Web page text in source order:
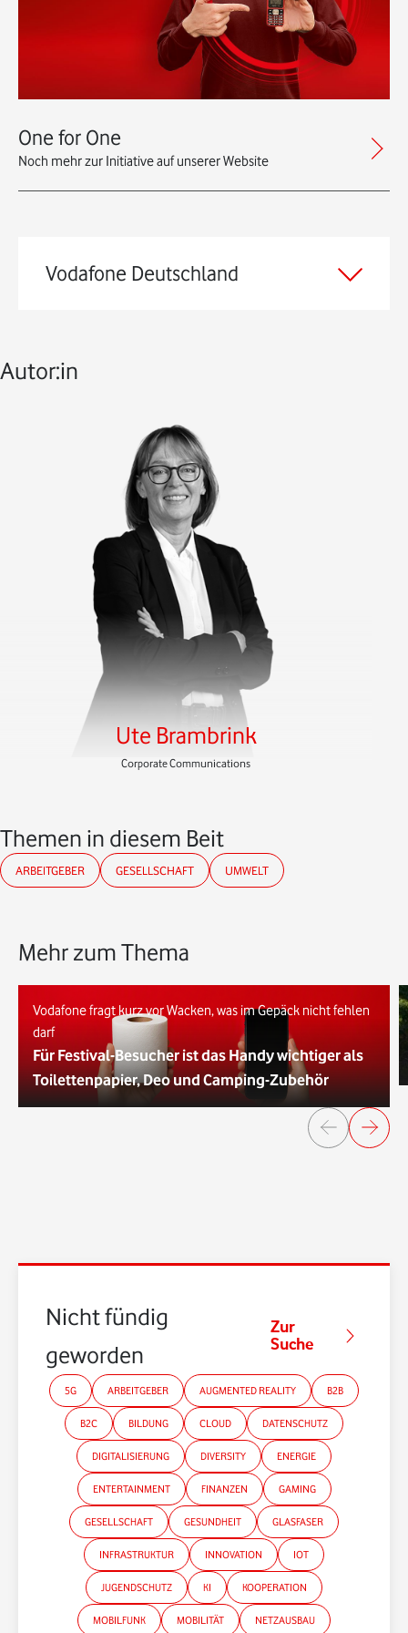
One for One
Noch mehr zur Initiative auf unserer Website
Vodafone Deutschland
Autor:in
Ute Brambrink
Corporate Communications
Themen in diesem Beitrag
ARBEITGEBER GESELLSCHAFT UMWELT
Mehr zum Thema
Vodafone fragt kurz vor Wacken, was im Gepäck nicht fehlen
darf
Für Festival-Besucher ist das Handy wichtiger als
Toilettenpapier, Deo und Camping-Zubehör
Nicht fündig
geworden?
Zur
Suche
5G ARBEITGEBER AUGMENTED REALITY B2B
B2C BILDUNG CLOUD DATENSCHUTZ
DIGITALISIERUNG DIVERSITY ENERGIE
ENTERTAINMENT FINANZEN GAMING
GESELLSCHAFT GESUNDHEIT GLASFASER
INFRASTRUKTUR INNOVATION IOT
JUGENDSCHUTZ KI KOOPERATION
MOBILFUNK MOBILITÄT NETZAUSBAU